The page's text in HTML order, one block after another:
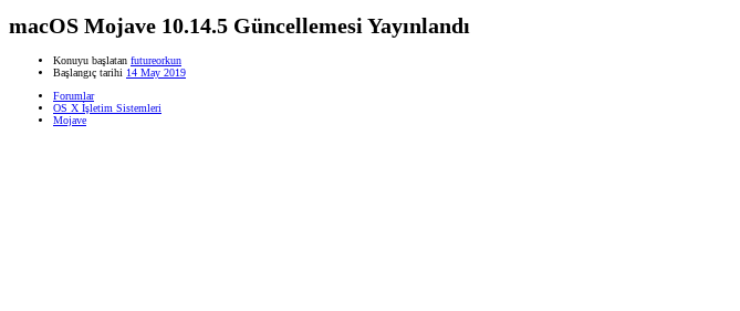
macOS Mojave 10.14.5 Güncellemesi Yayınlandı
Konuyu başlatan futureorkun
Başlangıç tarihi 14 May 2019
Forumlar
OS X İşletim Sistemleri
Mojave